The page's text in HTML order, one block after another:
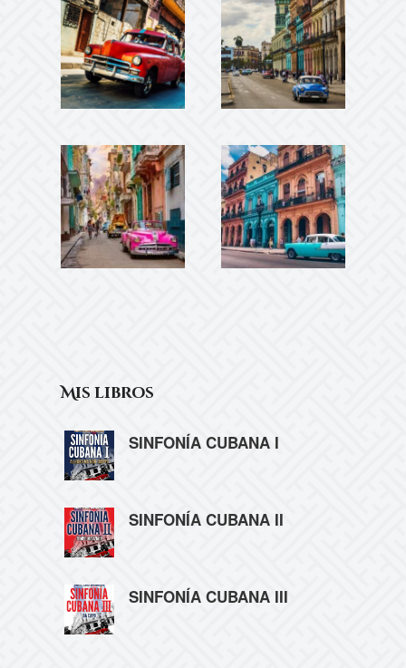
Mis libros
SINFONÍA CUBANA I
SINFONÍA CUBANA II
SINFONÍA CUBANA III